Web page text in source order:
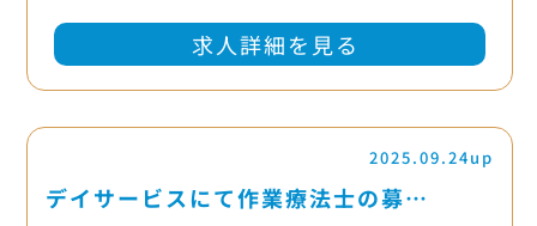
求人詳細を見る
2025.09.24up
デイサービスにて作業療法士の募…